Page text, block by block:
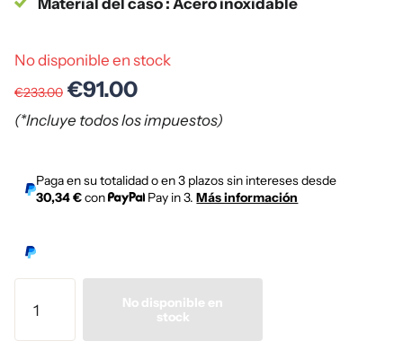
No disponible en stock
€233.00 €91.00
(*Incluye todos los impuestos)
Paga en su totalidad o en 3 plazos sin intereses desde
30,34 €con Pay in 3.Más información
No disponible en
stock